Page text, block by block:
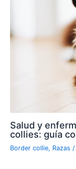
Salud y
collies: guía
Border collie, Razas /